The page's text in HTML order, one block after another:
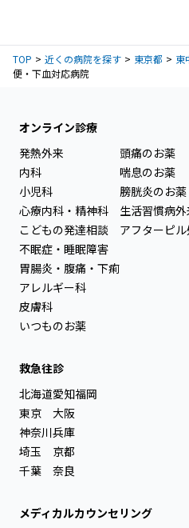
TOP 近くの病院を探す 東京都 東
便・下血対応病院
オンライン診療
発熱外来
内科
小児科
心療内科・精神科
こどもの発達相談
不眠症・睡眠障害
胃腸炎・腹痛・下痢
アレルギー科
皮膚科
いつものお薬
頭痛のお薬
喘息のお薬
膀胱炎のお薬
生活習慣病外
アフターピ
救急往診
北海道
東京
神奈川
埼玉
千葉
愛知
大阪
兵庫
京都
奈良
福岡
メディカルカウンセリング